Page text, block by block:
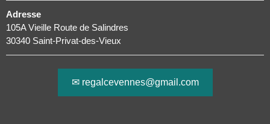
Adresse
105A Vieille Route de Salindres
30340 Saint-Privat-des-Vieux
✉ regalcevennes@gmail.com